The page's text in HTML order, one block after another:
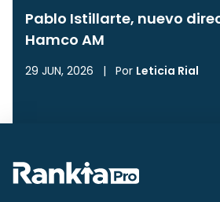
Pablo Istillarte, nuevo
Hamco AM
29 JUN, 2026 | Por Leticia Rial